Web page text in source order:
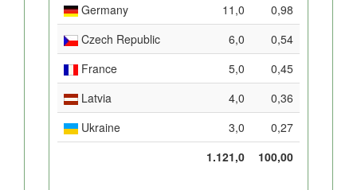
Germany
11,0
0,98
Czech Republic
6,0
0,54
France
5,0
0,45
Latvia
4,0
0,36
Ukraine
3,0
0,27
1.121,0
100,00